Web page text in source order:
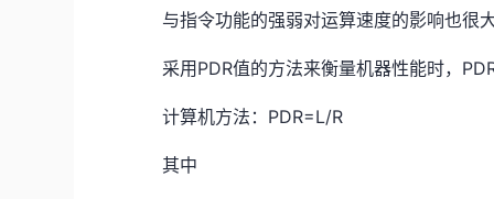
与指令功能的强弱对运算速度的影响也很
采用PDR值的方法来衡量机器性能时，
计算机方法：PDR=L/R
其中